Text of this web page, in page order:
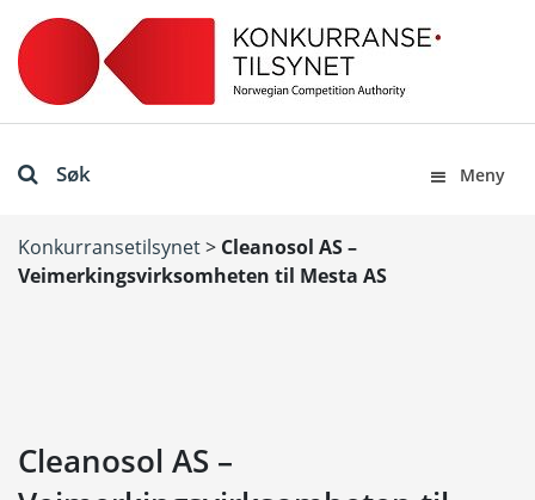
Søk Meny
Konkurransetilsynet> Cleanosol AS –
Veimerkingsvirksomheten til Mesta AS
Cleanosol AS –